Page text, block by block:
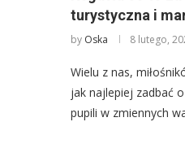
turystyczna i
by Oska 8 lutego,
Wielu z nas,
jak najlepiej zadbać
pupili w zmiennych